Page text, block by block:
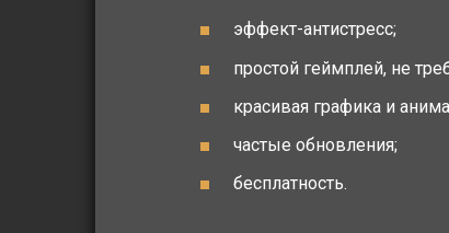
эффект-антистресс;
простой геймплей, не
красивая графика и
частые обновления;
бесплатность.